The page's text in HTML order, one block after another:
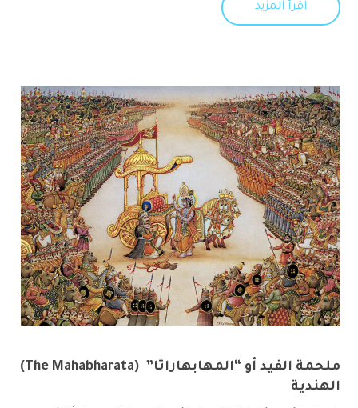
اقرأ المزيد
ملحمة الفيد أو “المهابهاراتا” (The Mahabharata)
الهندية